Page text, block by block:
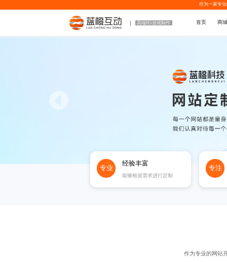
作为一家专业
高端H5游戏制作 首页 商
专业
经验丰富
能够根据需求进行定制
专注
作为专业的网站